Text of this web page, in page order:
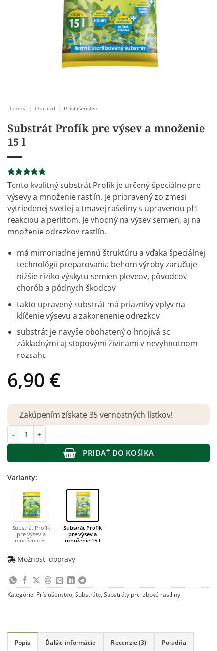
Domov | Obchod | Príslušenstvo
Substrát Profík pre výsev a množenie
15 l
Hodnotenie
na základe
3
zákazníckych
recenzií
Tento kvalitný substrát Profík je určený špeciálne pre
výsevy a množenie rastlín. Je pripravený zo zmesi
vytriedenej svetlej a tmavej rašeliny s upravenou pH
reakciou a perlitom. Je vhodný na výsev semien, aj na
množenie odrezkov rastlín.
má mimoriadne jemnú štruktúru a vďaka špeciálnej
technológii preparovania behom výroby zaručuje
nižšie riziko výskytu semien pleveov, pôvodcov
chorôb a pôdnych škodcov
takto upravený substrát má priaznivý vplyv na
klíčenie výsevu a zakorenenie odrezkov
substrát je navyše obohatený o hnojivá so
základnými aj stopovými živinami v nevyhnutnom
rozsahu
6,90 €
Zakúpením získate 35 vernostných lístkov!
množstvo Substrát Profík pre výsev a množenie 15 l
PRIDAŤ DO KOŠÍKA
Varianty:
Substrát Profík
pre výsev a
množenie 5 l
Substrát Profík
pre výsev a
množenie 15 l
Možnosti dopravy
Kategórie: Príslušenstvo, Substráty, Substráty pre izbové rastliny
Popis Ďalšie informácie Recenzie (3) Poradňa